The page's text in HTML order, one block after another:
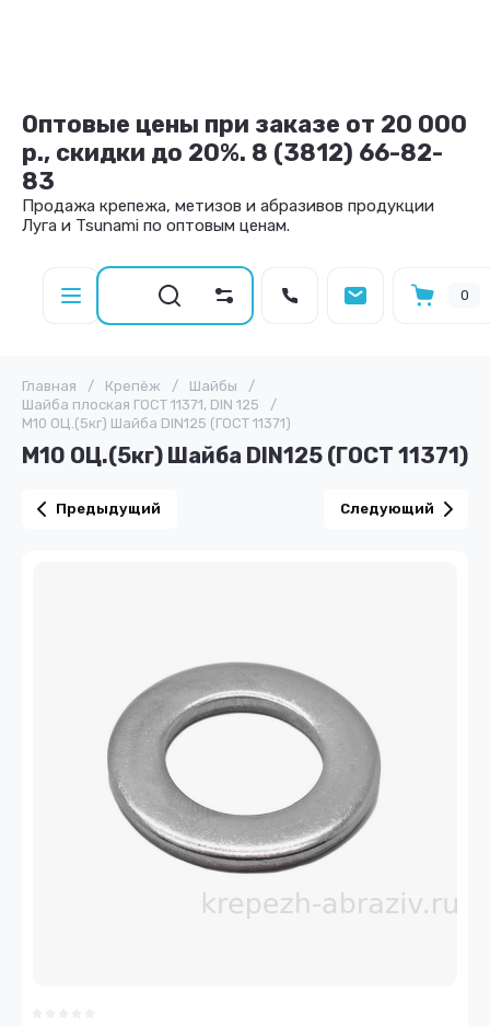
Оптовые цены при заказе от 20 000
р., скидки до 20%. 8 (3812) 66-82-
83
Продажа крепежа, метизов и абразивов продукции
Луга и Tsunami по оптовым ценам.
0
Главная / Крепёж / Шайбы
/
Шайба плоская ГОСТ 11371, DIN 125
/
М10 ОЦ.(5кг) Шайба DIN125 (ГОСТ 11371)
М10 ОЦ.(5кг) Шайба DIN125 (ГОСТ 11371)
Предыдущий Следующий